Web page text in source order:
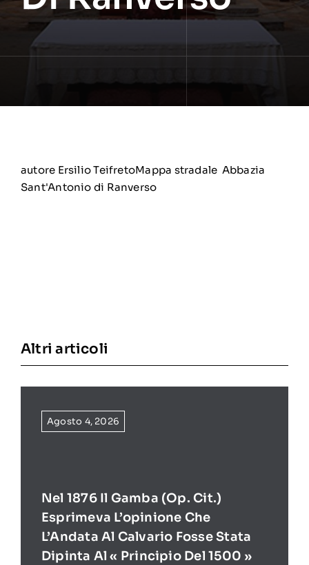
autore Ersilio TeifretoMappa stradale Abbazia
Sant'Antonio di Ranverso
Altri articoli
Agosto 4, 2026
Nel 1876 Il Gamba (op. Cit.)
Esprimeva L’opinione Che
L’Andata Al Calvario Fosse Stata
Dipinta Al « Principio Del 1500 »